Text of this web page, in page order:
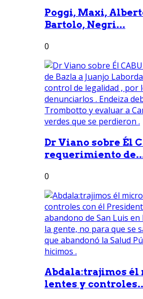
Poggi, Maxi,
Bartolo, Negri...
0
Dr Viano sobre Él
requerimiento
0
Abdala:trajimos él
lentes y